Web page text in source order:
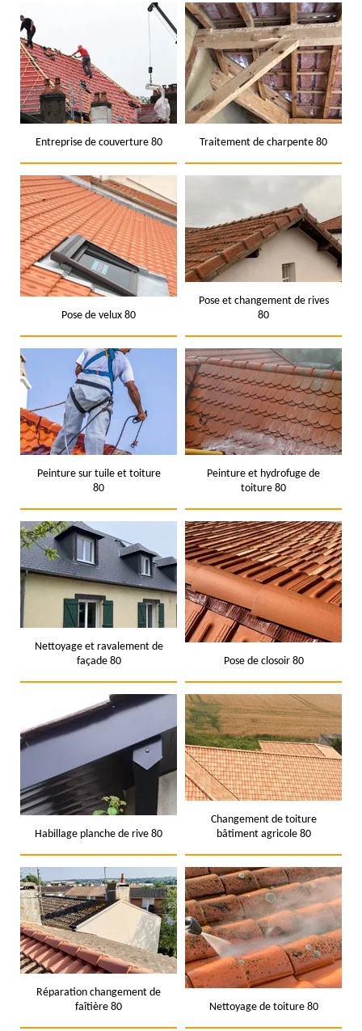
Entreprise de couverture 80 Traitement de charpente 80
Pose de velux 80
Pose et changement de rives
80
Peinture sur tuile et toiture
80
Peinture et hydrofuge de
toiture 80
Nettoyage et ravalement de
façade 80
Pose de closoir 80
Habillage planche de rive 80
Changement de toiture
bâtiment agricole 80
Réparation changement de
faîtière 80
Nettoyage de toiture 80